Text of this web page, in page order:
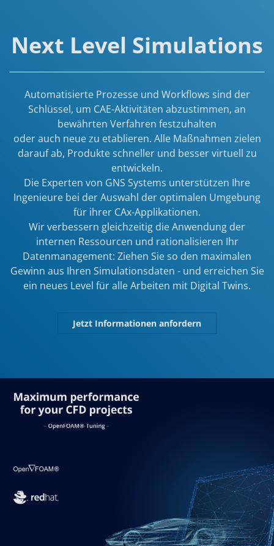
Next Level Simulations
Automatisierte Prozesse und Workflows sind der
Schlüssel, um CAE-Aktivitäten abzustimmen, an
bewährten Verfahren festzuhalten
oder auch neue zu etablieren. Alle Maßnahmen zielen
darauf ab, Produkte schneller und besser virtuell zu
entwickeln.
Die Experten von GNS Systems unterstützen Ihre
Ingenieure bei der Auswahl der optimalen Umgebung
für ihrer CAx-Applikationen.
Wir verbessern gleichzeitig die Anwendung der
internen Ressourcen und rationalisieren Ihr
Datenmanagement: Ziehen Sie so den maximalen
Gewinn aus Ihren Simulationsdaten - und erreichen Sie
ein neues Level für alle Arbeiten mit Digital Twins.
Jetzt Informationen anfordern